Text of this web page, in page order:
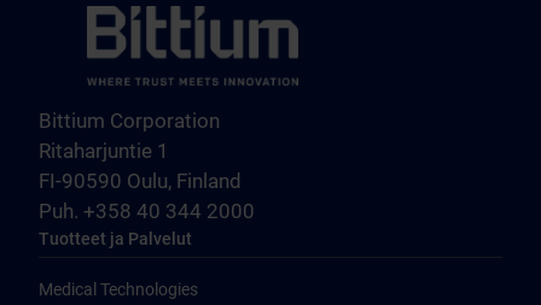
Bittium Corporation
Ritaharjuntie 1
FI-90590 Oulu, Finland
Puh. +358 40 344 2000
Tuotteet ja Palvelut
Medical Technologies